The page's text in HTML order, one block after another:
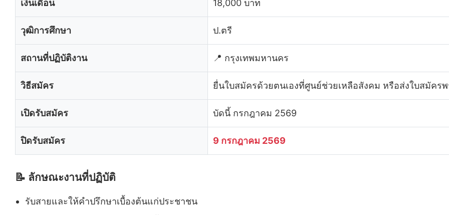
เงินเดือน 18,000 บาท
วุฒิการศึกษา ป.ตรี
สถานที่ปฏิบัติงาน 📍 กรุงเทพมหานคร
วิธีสมัคร ยื่นใบสมัครด้วยตนเองที่ศูนย์ช่วยเหลือสังคม หรือส่งใบสมัคร
เปิดรับสมัคร บัดนี้ กรกฎาคม 2569
ปิดรับสมัคร 9 กรกฎาคม 2569
📝 ลักษณะงานที่ปฏิบัติ
รับสายและให้คำปรึกษาเบื้องต้นแก่ประชาชน